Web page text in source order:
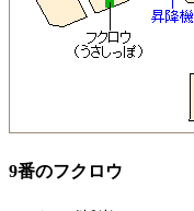
9番のフクロウ